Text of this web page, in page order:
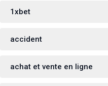
1xbet
accident
achat et vente en ligne